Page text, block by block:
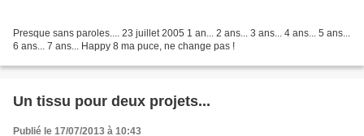
Presque sans paroles.... 23 juillet 2005 1 an... 2 ans... 3 ans... 4 ans... 5 ans...
6 ans... 7 ans... Happy 8 ma puce, ne change pas !
Un tissu pour deux projets...
Publié le 17/07/2013 à 10:43